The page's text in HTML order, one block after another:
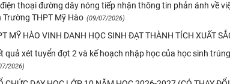
thoại đường dây nóng tiếp nhận thông tin phản ánh về
Trường THPT Mỹ Hào (09/07/2026)
MỸ HÀO VINH DANH HỌC SINH ĐẠT THÀNH TÍCH XUẤT
quả xét tuyển đợt 2 và kế hoạch nhập học của học sinh
2026)